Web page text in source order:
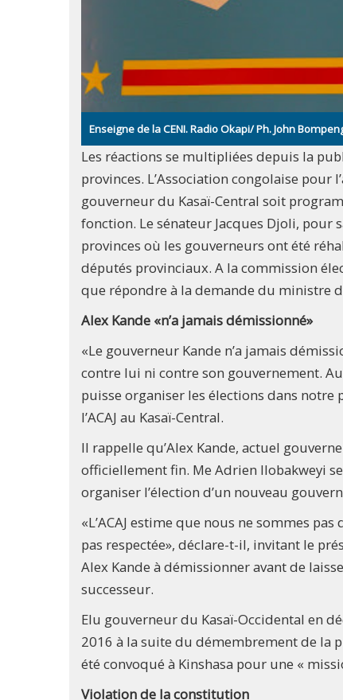
Enseigne de la CENI. Radio Okapi/ Ph. John
Les réactions se multipliées depuis la
provinces. L’Association congolaise pour
gouverneur du Kasaï-Central soit
fonction. Le sénateur Jacques Djoli, pour
provinces où les gouverneurs ont été
députés provinciaux. A la commission
que répondre à la demande du ministre
Alex Kande «n’a jamais démissionné»
«Le gouverneur Kande n’a jamais
contre lui ni contre son gouvernement.
puisse organiser les élections dans
l’ACAJ au Kasaï-Central.
Il rappelle qu’Alex Kande, actuel
officiellement fin. Me Adrien Ilobakweyi
organiser l’élection d’un nouveau
«L’ACAJ estime que nous ne sommes
pas respectée», déclare-t-il, invitant le
Alex Kande à démissionner avant de
successeur.
Elu gouverneur du Kasaï-Occidental en
2016 à la suite du démembrement de la
été convoqué à Kinshasa pour une «
Violation de la constitution